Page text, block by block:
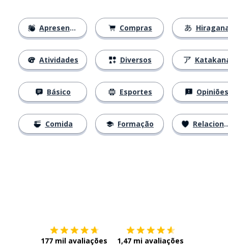
Apresentações
Atividades
Básico
Comida
Compras
Diversos
Esportes
Formação
Opiniões
Relacionamentos
177 mil avaliações 1,47 mi avaliações